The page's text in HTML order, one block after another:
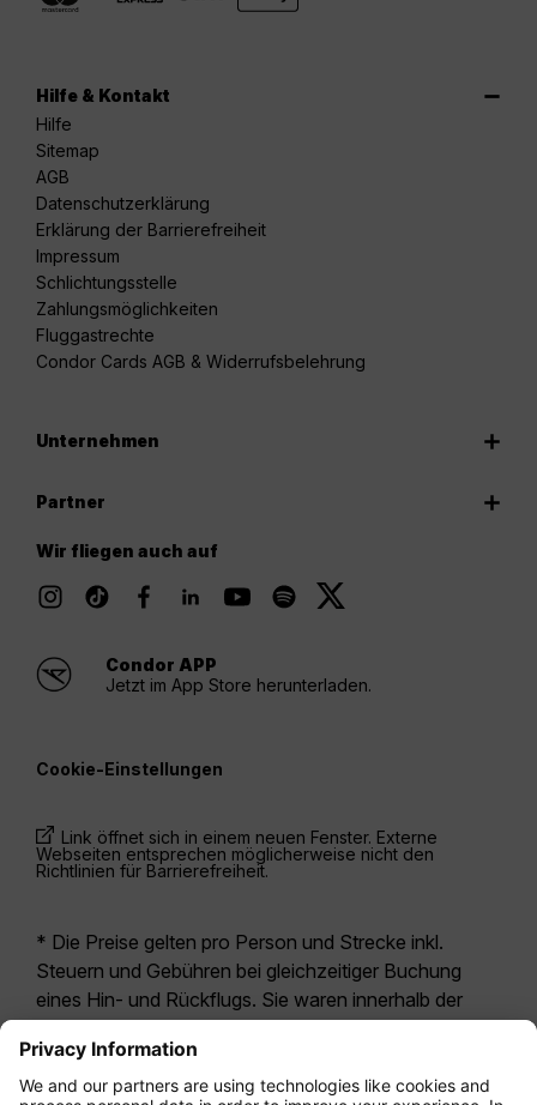
Hilfe & Kontakt
Hilfe
Sitemap
AGB
Datenschutzerklärung
Erklärung der Barrierefreiheit
Impressum
Schlichtungsstelle
Zahlungsmöglichkeiten
Fluggastrechte
Condor Cards AGB & Widerrufsbelehrung
Unternehmen
Partner
Wir fliegen auch auf
Condor APP
Jetzt im App Store herunterladen.
Cookie-Einstellungen
Link öffnet sich in einem neuen Fenster. Externe
Webseiten entsprechen möglicherweise nicht den
Richtlinien für Barrierefreiheit.
* Die Preise gelten pro Person und Strecke inkl.
Steuern und Gebühren bei gleichzeitiger Buchung
eines Hin- und Rückflugs. Sie waren innerhalb der
letzten 24 Stunden verfügbar und sind
möglicherweise nicht mehr aktuell. Bei den für die
Economy Class angegebenen Tarifen handelt es